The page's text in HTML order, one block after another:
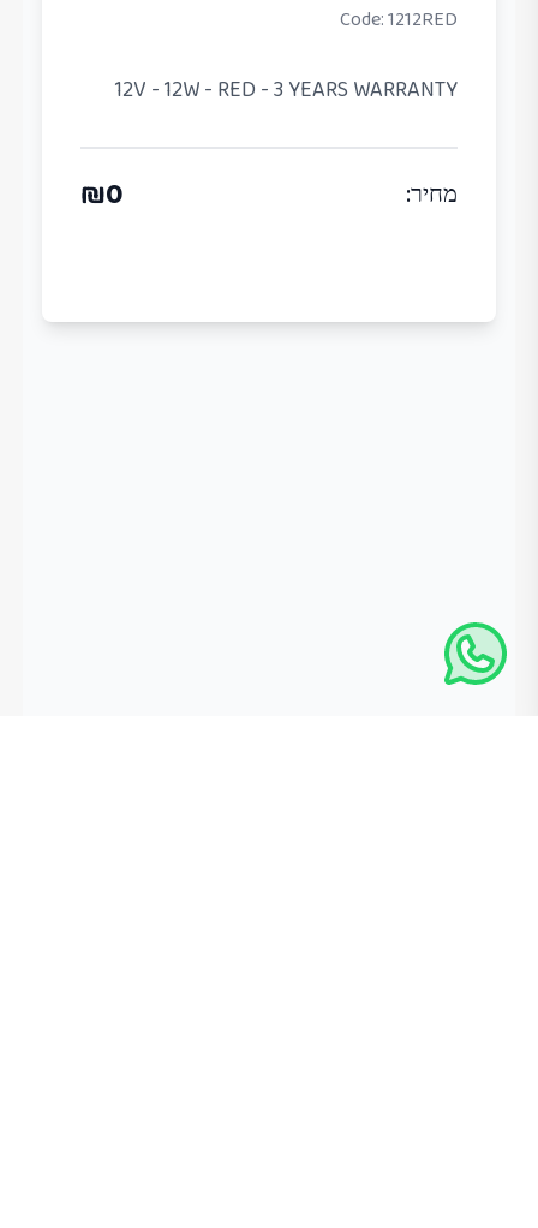
Code:1212RED
12V - 12W - RED - 3 YEARS WARRANTY
מחיר:
₪0